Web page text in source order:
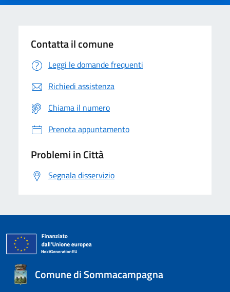
Contatta il comune
Leggi le domande frequenti
Richiedi assistenza
Chiama il numero
Prenota appuntamento
Problemi in Città
Segnala disservizio
Comune di Sommacampagna